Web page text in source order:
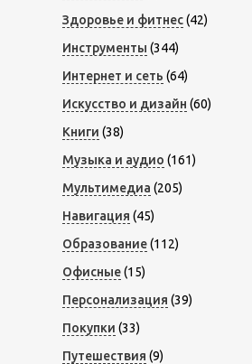
Здоровье и фитнес(42)
Инструменты (344)
Интернет и сеть (64)
Искусство и дизайн (60)
Книги (38)
Музыка и аудио (161)
Мультимедиа (205)
Навигация (45)
Образование(112)
Офисные(15)
Персонализация (39)
Покупки (33)
Путешествия (9)